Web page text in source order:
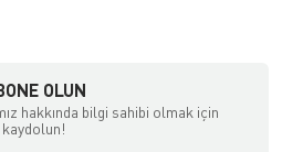
OLUN
hakkında bilgi sahibi olmak için
kaydolun!